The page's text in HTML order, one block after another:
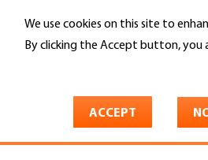
We use cookies on this site to
By clicking the Accept button, you
ACCEPT
main
A. Bärtschi baut